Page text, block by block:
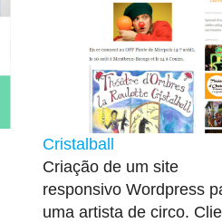
Cristalball
Criação de um site
responsivo Wordpress
uma artista de circo.